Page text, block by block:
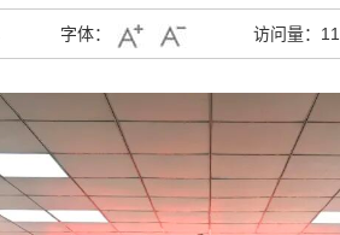
字体： 访问量：